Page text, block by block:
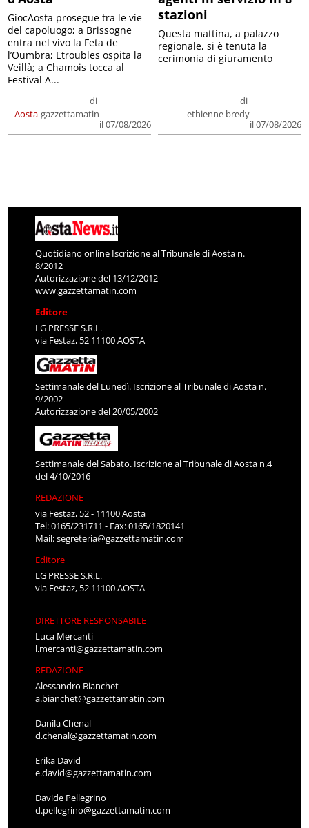
Aosta
di
gazzettamatin
il 07/08/2026
GiocAosta prosegue tra le vie
del capoluogo; a Brissogne
entra nel vivo la Feta de
l’Oumbra; Etroubles ospita la
Veillà; a Chamois tocca al
Festival A...
stazioni
di
ethienne bredy
il 07/08/2026
Questa mattina, a palazzo
regionale, si è tenuta la
cerimonia di giuramento
Quotidiano online Iscrizione al Tribunale di Aosta n.
8/2012
Autorizzazione del 13/12/2012
www.gazzettamatin.com
Editore
LG PRESSE S.R.L.
via Festaz, 52 11100 AOSTA
Settimanale del Lunedì. Iscrizione al Tribunale di Aosta n.
9/2002
Autorizzazione del 20/05/2002
Settimanale del Sabato. Iscrizione al Tribunale di Aosta n.4
del 4/10/2016
REDAZIONE
via Festaz, 52 - 11100 Aosta
Tel: 0165/231711 - Fax: 0165/1820141
Mail:segreteria@gazzettamatin.com
Editore
LG PRESSE S.R.L.
via Festaz, 52 11100 AOSTA
DIRETTORE RESPONSABILE
Luca Mercanti
l.mercanti@gazzettamatin.com
REDAZIONE
Alessandro Bianchet
a.bianchet@gazzettamatin.com
Danila Chenal
d.chenal@gazzettamatin.com
Erika David
e.david@gazzettamatin.com
Davide Pellegrino
d.pellegrino@gazzettamatin.com